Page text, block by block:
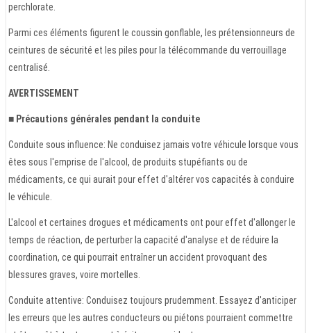
perchlorate.
Parmi ces éléments figurent le coussin gonflable, les prétensionneurs de
ceintures de sécurité et les piles pour la télécommande du verrouillage
centralisé.
AVERTISSEMENT
■ Précautions générales pendant la conduite
Conduite sous influence: Ne conduisez jamais votre véhicule lorsque vous
êtes sous l'emprise de l'alcool, de produits stupéfiants ou de
médicaments, ce qui aurait pour effet d'altérer vos capacités à conduire
le véhicule.
L'alcool et certaines drogues et médicaments ont pour effet d'allonger le
temps de réaction, de perturber la capacité d'analyse et de réduire la
coordination, ce qui pourrait entraîner un accident provoquant des
blessures graves, voire mortelles.
Conduite attentive: Conduisez toujours prudemment. Essayez d'anticiper
les erreurs que les autres conducteurs ou piétons pourraient commettre